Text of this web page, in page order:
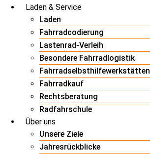
Laden & Service
Laden
Fahrradcodierung
Lastenrad-Verleih
Besondere Fahrradlogistik
Fahrradselbsthilfewerkstätten
Fahrradkauf
Rechtsberatung
Radfahrschule
Über uns
Unsere Ziele
Jahresrückblicke